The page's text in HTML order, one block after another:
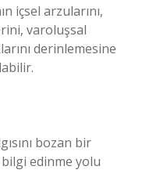
içsel arzularını,
varoluşsal
derinlemesine
bozan bir
edinme yolu